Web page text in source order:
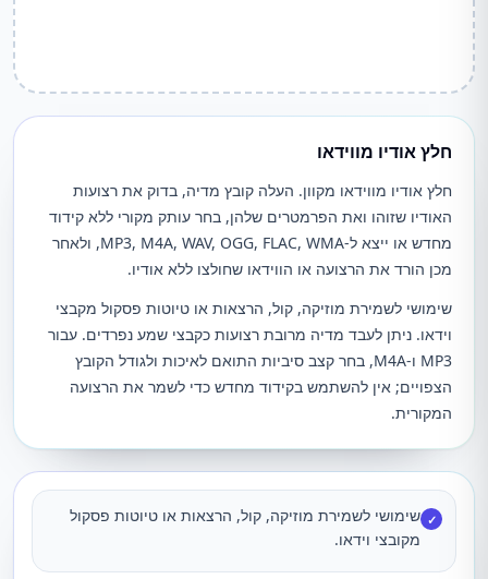
חלץ אודיו מווידאו
חלץ אודיו מווידאו מקוון. העלה קובץ מדיה, בדוק את רצועות
האודיו שזוהו ואת הפרמטרים שלהן, בחר עותק מקורי ללא קידוד
מחדש או ייצא ל-MP3, M4A, WAV, OGG, FLAC, WMA, ולאחר
מכן הורד את הרצועה או הווידאו שחולצו ללא אודיו.
שימושי לשמירת מוזיקה, קול, הרצאות או טיוטות פסקול מקבצי
וידאו. ניתן לעבד מדיה מרובת רצועות כקבצי שמע נפרדים. עבור
MP3 ו-M4A, בחר קצב סיביות התואם לאיכות ולגודל הקובץ
הצפויים; אין להשתמש בקידוד מחדש כדי לשמר את הרצועה
המקורית.
✓ שימושי לשמירת מוזיקה, קול, הרצאות או טיוטות פסקול
מקובצי וידאו.